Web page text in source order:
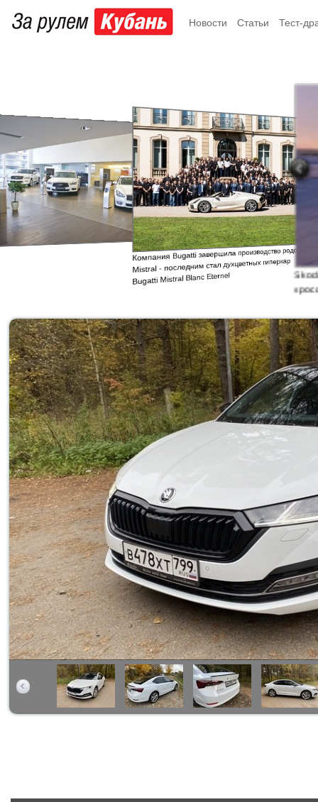
Новости Статьи Тест-
Компания Bugatti завершила производство родстера
Mistral - последним стал духцветных гиперкар
Bugatti Mistral Blanc Eternel